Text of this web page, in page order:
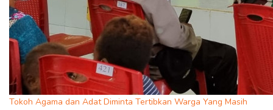
Tokoh Agama dan Adat Diminta Tertibkan Warga Yang Masih